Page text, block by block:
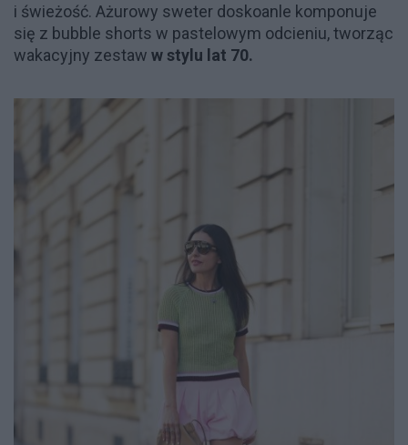
i świeżość. Ażurowy sweter doskoanle komponuje
się z bubble shorts w pastelowym odcieniu, tworząc
wakacyjny zestaw w stylu lat 70.